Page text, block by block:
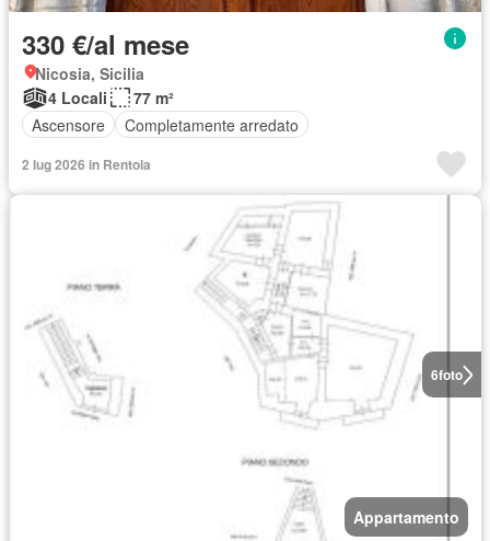
330 €/al mese
Nicosia, Sicilia
4 Locali
77 m²
Ascensore
Completamente arredato
2 lug 2026 in Rentola
6foto
Appartamento